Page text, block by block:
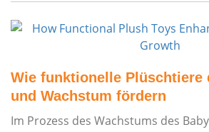
Wie funktionelle Plüschtiere
und Wachstum fördern
Im Prozess des Wachstums des